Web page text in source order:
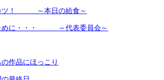
ツ！ ～本日の給食～
めに・・・ ～代表委員会～
作品にほっこり